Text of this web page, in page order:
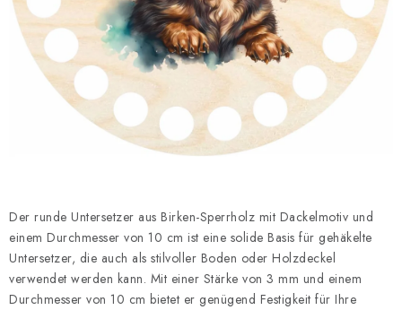
Datenschutzerklärung
Impressum
Der runde Untersetzer aus Birken-Sperrholz mit Dackelmotiv und
einem Durchmesser von 10 cm ist eine solide Basis für gehäkelte
Untersetzer, die auch als stilvoller Boden oder Holzdeckel
verwendet werden kann. Mit einer Stärke von 3 mm und einem
Durchmesser von 10 cm bietet er genügend Festigkeit für Ihre